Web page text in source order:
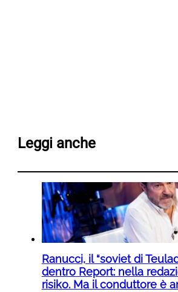
Leggi anche
Ranucci, il “soviet di
dentro Report: nella
risiko. Ma il conduttore è